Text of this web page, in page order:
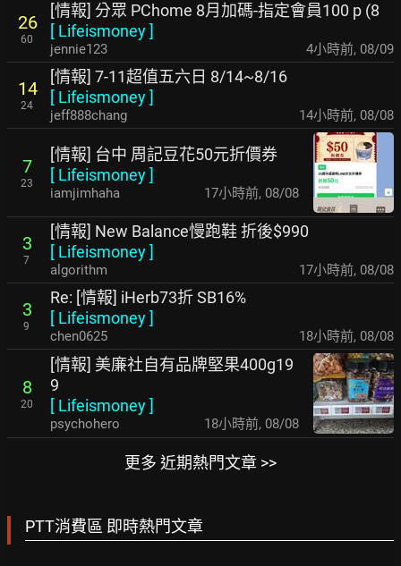
26
60
[情報] 分眾 PChome 8月加碼-指定會員100 p (8
[ Lifeismoney]
jennie123 4小時前, 08/09
14
24
[情報] 7-11超值五六日 8/14~8/16
[ Lifeismoney]
jeff888chang 14小時前, 08/08
7
23
[情報] 台中 周記豆花50元折價券
[ Lifeismoney]
iamjimhaha 17小時前, 08/08
3
7
[情報] New Balance慢跑鞋 折後$990
[ Lifeismoney]
algorithm 17小時前, 08/08
3
9
Re: [情報] iHerb73折 SB16%
[ Lifeismoney]
chen0625 18小時前, 08/08
8
20
[情報] 美廉社自有品牌堅果400g19
9
[ Lifeismoney]
psychohero 18小時前, 08/08
更多 近期熱門文章 >>
PTT消費區 即時熱門文章